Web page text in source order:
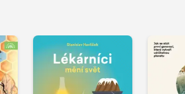
Přehrát
ukázku
Přehrát
ukázku